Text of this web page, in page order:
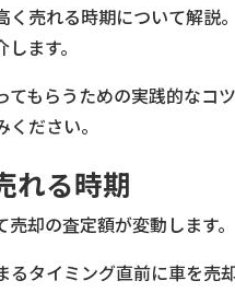
く売れる時期について解説
ます。
てもらうための実践的なコ
ださい。
れる時期
却の査定額が変動します。
るタイミング直前に車を売